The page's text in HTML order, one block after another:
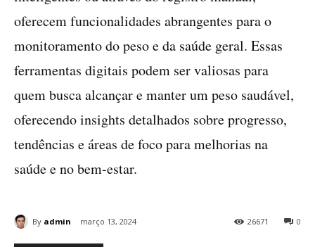
oferecem funcionalidades abrangentes para o
monitoramento do peso e da saúde geral. Essas
ferramentas digitais podem ser valiosas para
quem busca alcançar e manter um peso saudável,
oferecendo insights detalhados sobre progresso,
tendências e áreas de foco para melhorias na
saúde e no bem-estar.
0
26671
By admin março 13, 2024